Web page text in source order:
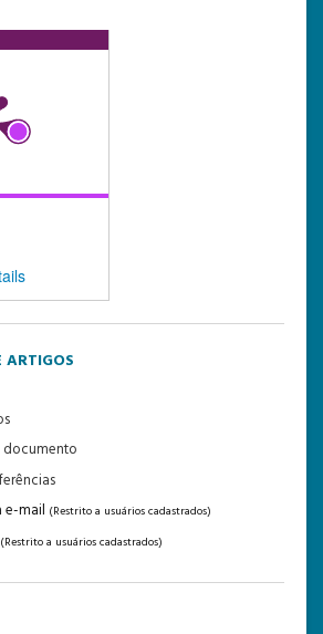
ARTIGOS
documento
e-mail (Restrito a usuários cadastrados)
(Restrito a usuários cadastrados)